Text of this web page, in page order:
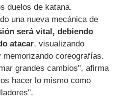
duelos de katana.
una nueva mecánica de
será vital, debiendo
atacar, visualizando
coreografías.
grandes cambios", afirma
hacer lo mismo como